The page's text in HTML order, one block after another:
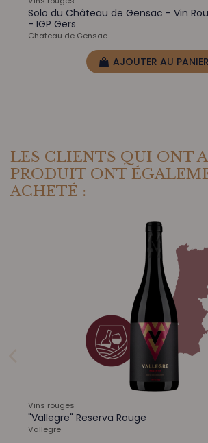
Solo du Château de Gensac - Vin
- IGP Gers
Chateau de Gensac
AJOUTER AU PANIER
LES CLIENTS QUI ONT
PRODUIT ONT
ACHETÉ :
Vins rouges
"Vallegre" Reserva Rouge
Vallegre